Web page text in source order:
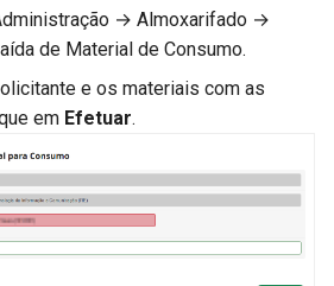
→ Almoxarifado →
de Material de Consumo.
e os materiais com as
em Efetuar.